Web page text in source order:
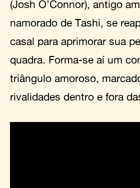
(Josh O’Connor), antigo
namorado de Tashi, se
casal para aprimorar sua
quadra. Forma-se aí um
triângulo amoroso,
rivalidades dentro e fora